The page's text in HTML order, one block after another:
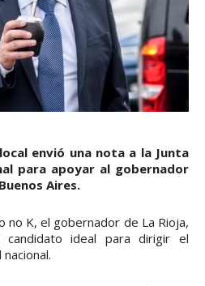
envió una nota a la Junta
para apoyar al gobernador
Aires.
no K, el gobernador de La Rioja,
candidato ideal para dirigir el